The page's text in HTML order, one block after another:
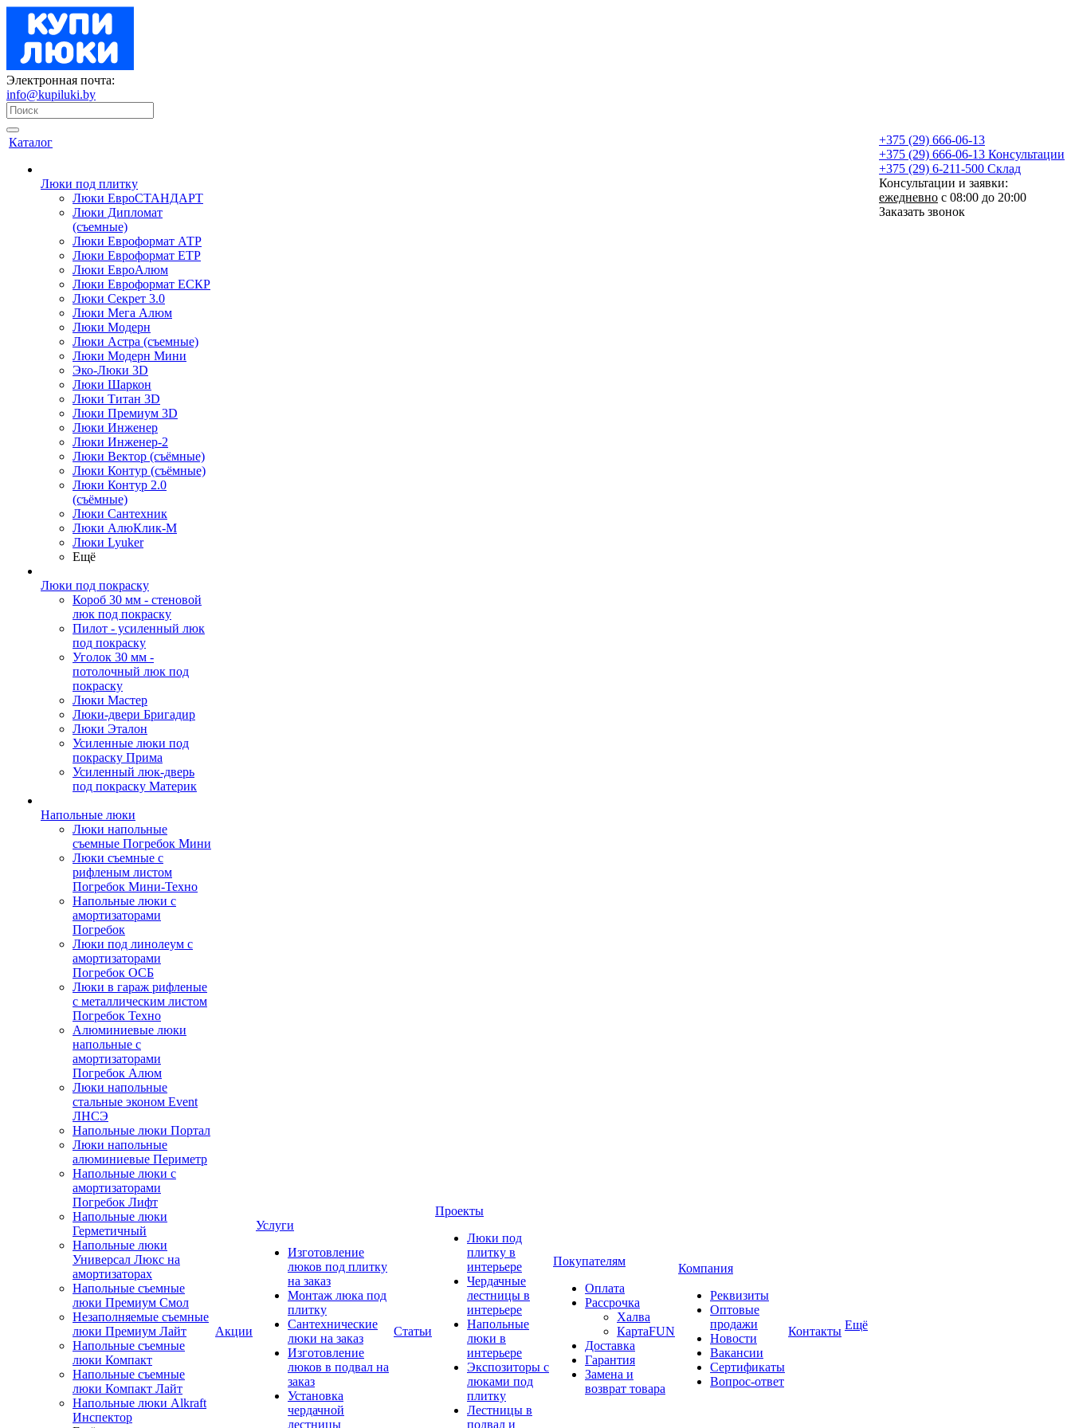
Электронная почта:
info@kupiluki.by
+375 (29) 666-06-13
+375 (29) 666-06-13 Консультации
+375 (29) 6-211-500 Склад
Консультации и заявки:
ежедневно с 08:00 до 20:00
Заказать звонок
Каталог
Люки под плитку
Люки ЕвроСТАНДАРТ
Люки Дипломат
(съемные)
Люки Евроформат АТР
Люки Евроформат ЕТР
Люки ЕвроАлюм
Люки Евроформат ЕСКР
Люки Секрет 3.0
Люки Мега Алюм
Люки Модерн
Люки Астра (съемные)
Люки Модерн Мини
Эко-Люки 3D
Люки Шаркон
Люки Титан 3D
Люки Премиум 3D
Люки Инженер
Люки Инженер-2
Люки Вектор (съёмные)
Люки Контур (съёмные)
Люки Контур 2.0
(съёмные)
Люки Сантехник
Люки АлюКлик-М
Люки Lyuker
Ещё
Люки под покраску
Короб 30 мм - стеновой
люк под покраску
Пилот - усиленный люк
под покраску
Уголок 30 мм -
потолочный люк под
покраску
Люки Мастер
Люки-двери Бригадир
Люки Эталон
Усиленные люки под
покраску Прима
Усиленный люк-дверь
под покраску Материк
Напольные люки
Люки напольные
съемные Погребок Мини
Люки съемные с
рифленым листом
Погребок Мини-Техно
Напольные люки с
амортизаторами
Погребок
Люки под линолеум с
амортизаторами
Погребок ОСБ
Люки в гараж рифленые
с металлическим листом
Погребок Техно
Алюминиевые люки
напольные с
амортизаторами
Погребок Алюм
Люки напольные
стальные эконом Event
ЛНСЭ
Напольные люки Портал
Люки напольные
алюминиевые Периметр
Напольные люки с
амортизаторами
Погребок Лифт
Напольные люки
Герметичный
Напольные люки
Универсал Люкс на
амортизаторах
Напольные съемные
люки Премиум Смол
Незаполняемые съемные
люки Премиум Лайт
Напольные съемные
люки Компакт
Напольные съемные
люки Компакт Лайт
Напольные люки Alkraft
Инспектор
Акции
Услуги
Изготовление
люков под плитку
на заказ
Монтаж люка под
плитку
Сантехнические
люки на заказ
Изготовление
люков в подвал на
заказ
Установка
чердачной
лестницы
Статьи
Проекты
Люки под
плитку в
интерьере
Чердачные
лестницы в
интерьере
Напольные
люки в
интерьере
Экспозиторы с
люками под
плитку
Лестницы в
подвал и
Покупателям
Оплата
Рассрочка
Халва
КартаFUN
Доставка
Гарантия
Замена и
возврат товара
Компания
Реквизиты
Оптовые
продажи
Новости
Вакансии
Сертификаты
Вопрос-ответ
Контакты Ещё